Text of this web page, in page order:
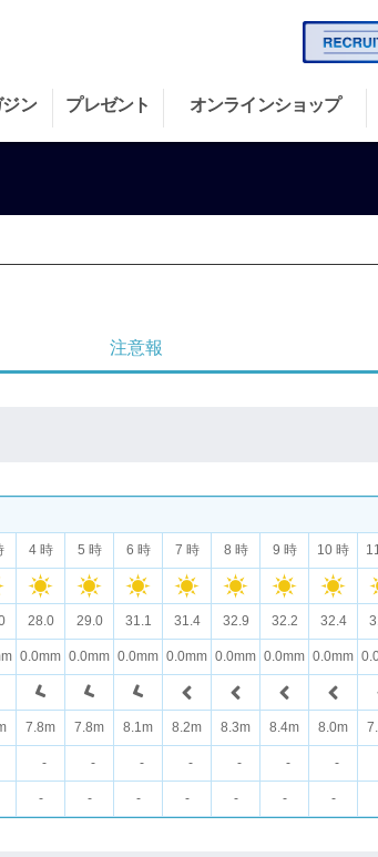
ン プレゼント オンラインショップ
注意報
4 時 5 時 6 時 7 時 8 時 9 時 10 時
28.0 29.0 31.1 31.4 32.9 32.2 32.4
0.0mm 0.0mm 0.0mm 0.0mm 0.0mm 0.0mm 0.0mm
7.8m 7.8m 8.1m 8.2m 8.3m 8.4m 8.0m
- - - - - - -
- - - - - - -